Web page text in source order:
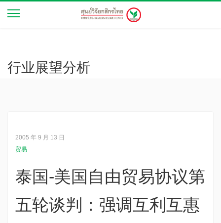
行业展望分析
2005 年 9 月 13 日
贸易
泰国-美国自由贸易协议第
五轮谈判：强调互利互惠